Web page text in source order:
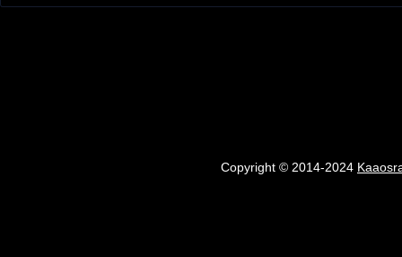
Copyright © 2014-2024